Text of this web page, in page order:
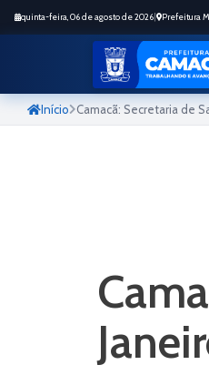
quinta-feira, 06 de agosto de 2026 Prefeitura
Início Camacã: Secretaria de